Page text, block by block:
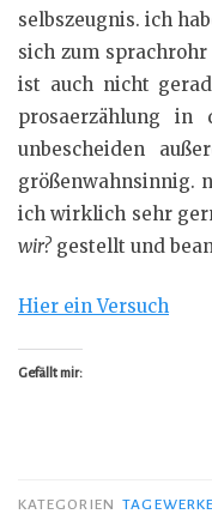
selbszeugnis. ich
sich zum
ist auch nicht
prosaerzählung in
unbescheiden
größenwahnsinnig.
ich wirklich sehr
wir? gestellt und
Hier ein Versuch
Gefällt mir:
KATEGORIEN TAGEWERKE